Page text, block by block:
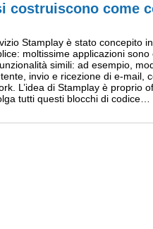
costruiscono come
Stamplay è stato concepito
moltissime applicazioni
simili: ad esempio,
invio e ricezione di e-mail,
L’idea di Stamplay è proprio
tutti questi blocchi di codice…